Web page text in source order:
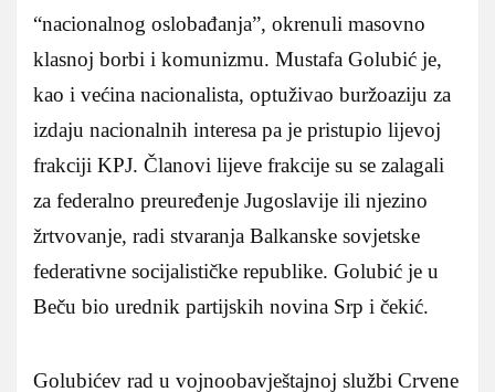
“nacionalnog oslobađanja”, okrenuli masovno
klasnoj borbi i komunizmu. Mustafa Golubić je,
kao i većina nacionalista, optuživao buržoaziju za
izdaju nacionalnih interesa pa je pristupio lijevoj
frakciji KPJ. Članovi lijeve frakcije su se zalagali
za federalno preuređenje Jugoslavije ili njezino
žrtvovanje, radi stvaranja Balkanske sovjetske
federativne socijalističke republike. Golubić je u
Beču bio urednik partijskih novina Srp i čekić.
Golubićev rad u vojnoobavještajnoj službi Crvene